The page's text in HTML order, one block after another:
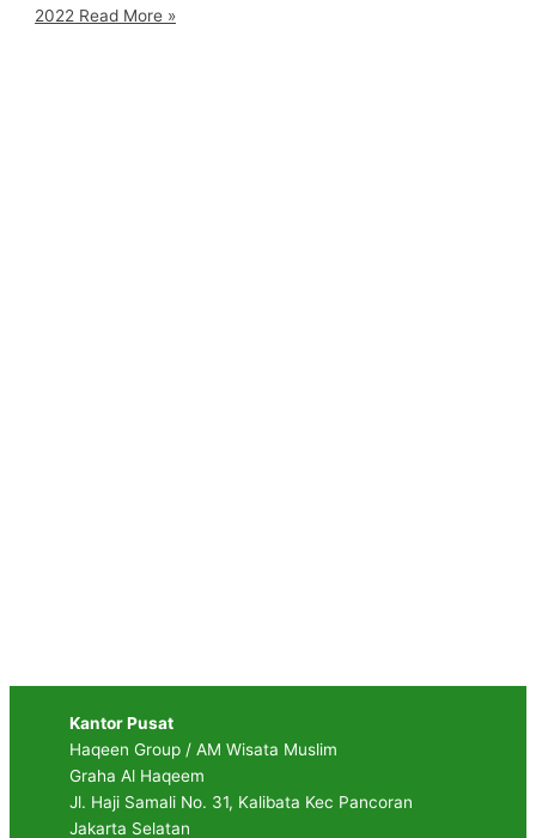
2022 Read More »
Kantor Pusat
Haqeen Group / AM Wisata Muslim
Graha Al Haqeem
Jl. Haji Samali No. 31, Kalibata Kec Pancoran
Jakarta Selatan